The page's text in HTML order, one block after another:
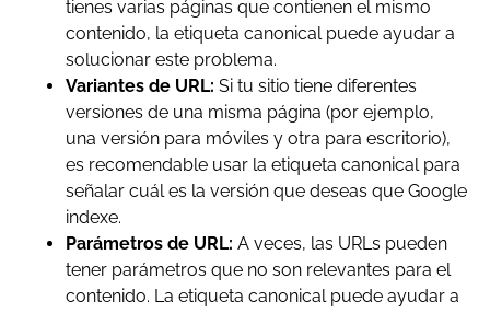
tienes varias páginas que contienen el mismo
contenido, la etiqueta canonical puede ayudar a
solucionar este problema.
Variantes de URL: Si tu sitio tiene diferentes
versiones de una misma página (por ejemplo,
una versión para móviles y otra para escritorio),
es recomendable usar la etiqueta canonical para
señalar cuál es la versión que deseas que Google
indexe.
Parámetros de URL: A veces, las URLs pueden
tener parámetros que no son relevantes para el
contenido. La etiqueta canonical puede ayudar a